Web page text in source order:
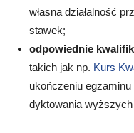
własna działalność
stawek;
odpowiednie
takich jak np. Kurs
ukończeniu
dyktowania